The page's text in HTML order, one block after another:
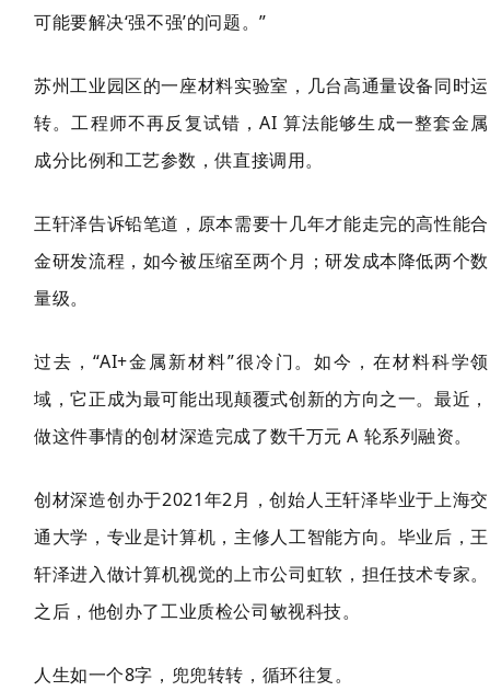
可能要解决‘强不强’的问题。”
苏州工业园区的一座材料实验室，几台高通量设备同时运
转。工程师不再反复试错，AI 算法能够生成一整套金属
成分比例和工艺参数，供直接调用。
王轩泽告诉铅笔道，原本需要十几年才能走完的高性能合
金研发流程，如今被压缩至两个月；研发成本降低两个数
量级。
过去，“AI+金属新材料”很冷门。如今，在材料科学领
域，它正成为最可能出现颠覆式创新的方向之一。最近，
做这件事情的创材深造完成了数千万元 A 轮系列融资。
创材深造创办于2021年2月，创始人王轩泽毕业于上海交
通大学，专业是计算机，主修人工智能方向。毕业后，王
轩泽进入做计算机视觉的上市公司虹软，担任技术专家。
之后，他创办了工业质检公司敏视科技。
人生如一个8字，兜兜转转，循环往复。